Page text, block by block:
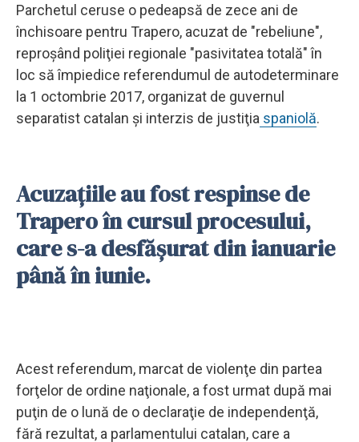
Parchetul ceruse o pedeapsă de zece ani de
închisoare pentru Trapero, acuzat de "rebeliune",
reproşând poliţiei regionale "pasivitatea totală" în
loc să împiedice referendumul de autodeterminare
la 1 octombrie 2017, organizat de guvernul
separatist catalan şi interzis de justiţia spaniolă.
Acuzaţiile au fost respinse de
Trapero în cursul procesului,
care s-a desfăşurat din ianuarie
până în iunie.
Acest referendum, marcat de violenţe din partea
forţelor de ordine naţionale, a fost urmat după mai
puţin de o lună de o declaraţie de independenţă,
fără rezultat, a parlamentului catalan, care a